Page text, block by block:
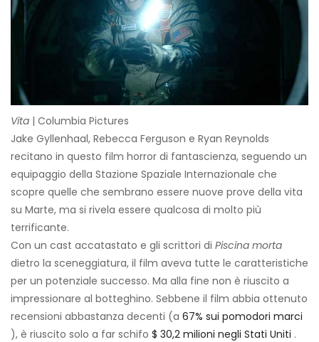
Vita | Columbia Pictures
Jake Gyllenhaal, Rebecca Ferguson e Ryan Reynolds
recitano in questo film horror di fantascienza, seguendo un
equipaggio della Stazione Spaziale Internazionale che
scopre quelle che sembrano essere nuove prove della vita
su Marte, ma si rivela essere qualcosa di molto più
terrificante.
Con un cast accatastato e gli scrittori di Piscina morta
dietro la sceneggiatura, il film aveva tutte le caratteristiche
per un potenziale successo. Ma alla fine non è riuscito a
impressionare al botteghino. Sebbene il film abbia ottenuto
recensioni abbastanza decenti (a 67% sui pomodori marci
), è riuscito solo a far schifo $ 30,2 milioni negli Stati Uniti .